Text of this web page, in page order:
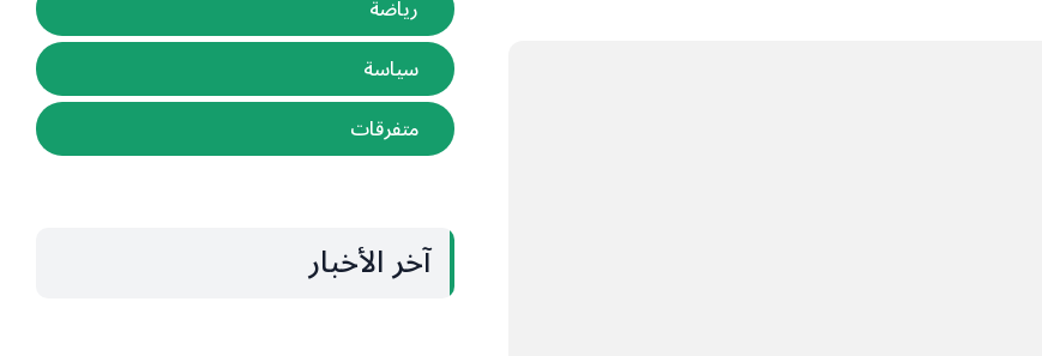
رياضة
سياسة
متفرقات
آخر الأخبار